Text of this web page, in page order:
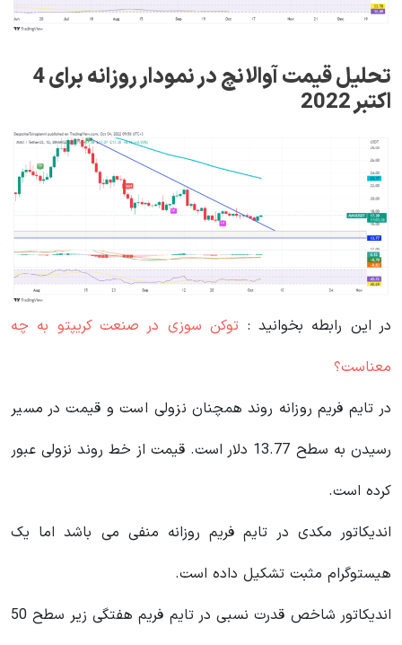
تحلیل قیمت آوالانچ در نمودار روزانه برای 4
اکتبر 2022
در این رابطه بخوانید‌ : توکن سوزی در صنعت کریپتو به چه
معناست؟
در تایم فریم روزانه روند همچنان نزولی است و قیمت در مسیر
رسیدن به سطح 13.77 دلار است. قیمت از خط روند نزولی عبور
کرده است.
اندیکاتور مکدی در تایم فریم روزانه منفی می باشد اما یک
هیستوگرام مثبت تشکیل داده است.
اندیکاتور شاخص قدرت نسبی در تایم فریم هفتگی زیر سطح 50